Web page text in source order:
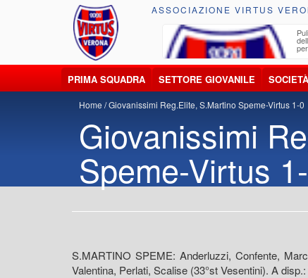
ASSOCIAZIONE VIRTUS
trasporto, smaltimento e recupero di
PRIMA SQUADRA SETTORE GIOVANILE SOCIETÀ
Home Giovanissimi Reg.Elite, S.Martino Speme-Virtus 1-0
Giovanissimi
Speme-Virtus
S.MARTINO SPEME: Anderluzzi, Confente,
Valentina, Perlati, Scalise (33°st Vesentini). A